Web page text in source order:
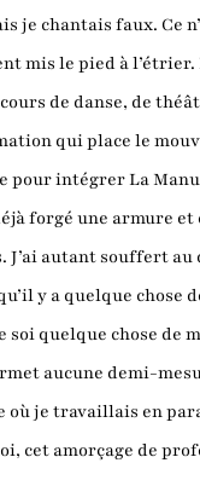
je chantais faux. Ce
mis le pied à
de danse, de
qui place le
pour intégrer La
forgé une armure
J’ai autant souffert
y a quelque chose
soi quelque chose de
aucune demi-
où je travaillais en
cet amorçage de